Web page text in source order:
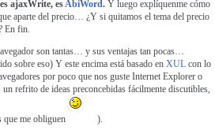
ajaxWrite, esAbiWord. Y luego explíquenme cómo
aparte del precio… ¿Y si quitamos el tema del precio
En fin.
son tantas… y sus ventajas tan pocas…
sobre eso) Y este encima está basado en XUL con lo
por poco que nos guste Internet Explorer o
refrito de ideas preconcebidas fácilmente discutibles,
que me obliguen
).